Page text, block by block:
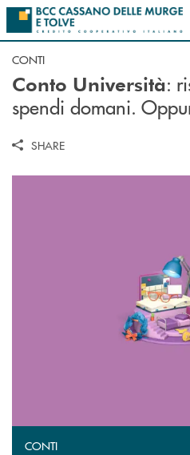
Salta al contenuto principale
CONTI
Conto Università:
spendi domani.
SHARE
CONTI